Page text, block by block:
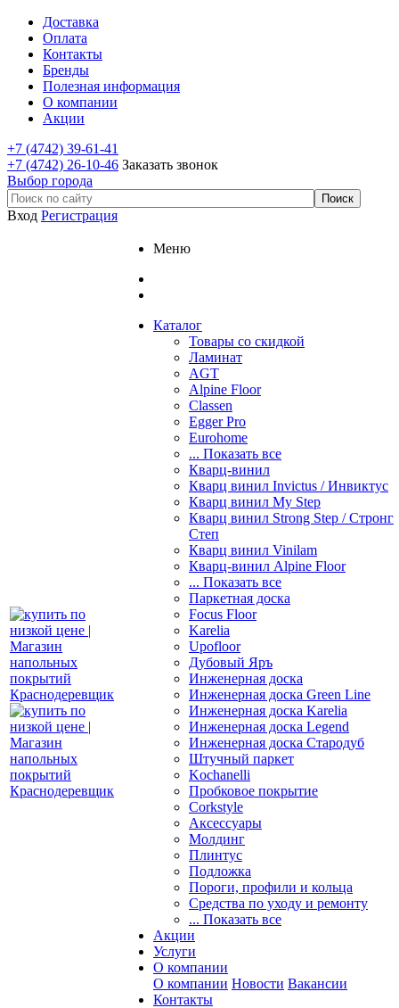
Доставка
Оплата
Контакты
Бренды
Полезная информация
О компании
Акции
+7 (4742) 39-61-41
+7 (4742) 26-10-46 Заказать звонок
Выбор города
Вход Регистрация
Меню
Каталог
Товары со скидкой
Ламинат
AGT
Alpine Floor
Classen
Egger Pro
Eurohome
... Показать все
Кварц-винил
Кварц винил Invictus / Инвиктус
Кварц винил My Step
Кварц винил Strong Step / Стронг
Степ
Кварц винил Vinilam
Кварц-винил Alpine Floor
... Показать все
Паркетная доска
Focus Floor
Karelia
Upofloor
Дубовый Яръ
Инженерная доска
Инженерная доска Green Line
Инженерная доска Karelia
Инженерная доска Legend
Инженерная доска Стародуб
Штучный паркет
Kochanelli
Пробковое покрытие
Corkstyle
Аксессуары
Молдинг
Плинтус
Подложка
Пороги, профили и кольца
Средства по уходу и ремонту
... Показать все
Акции
Услуги
О компании
О компании Новости Вакансии
Контакты